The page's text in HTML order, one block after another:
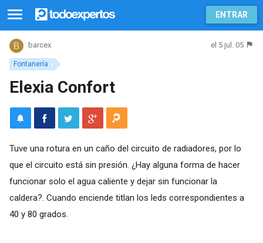
ENTRAR
Fontanería
barcex el 5 jul. 05
Elexia Confort
Tuve una rotura en un caño del circuito de radiadores, por lo
que el circuito está sin presión. ¿Hay alguna forma de hacer
funcionar solo el agua caliente y dejar sin funcionar la
caldera?. Cuando enciende titlan los leds correspondientes a
40 y 80 grados.